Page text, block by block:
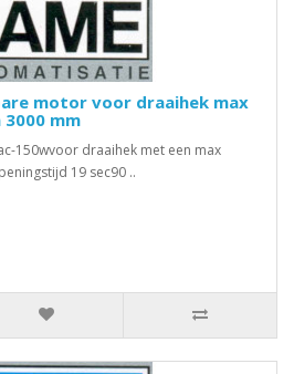
motor voor draaihek max
mm
150wvoor draaihek met een max
19 sec90 ..